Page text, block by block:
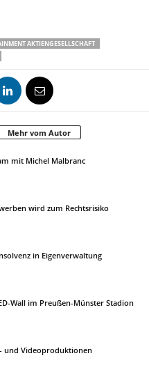
AKTIENGESELLSCHAFT
Mehr vom Autor
mit Michel Malbranc
wird zum Rechtsrisiko
in Eigenverwaltung
Wall im Preußen-Münster Stadion
und Videoproduktionen